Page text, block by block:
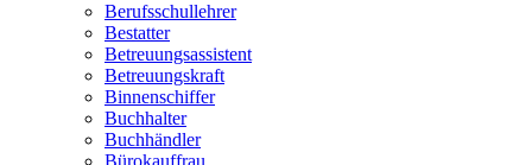
Berufsschullehrer
Bestatter
Betreuungsassistent
Betreuungskraft
Binnenschiffer
Buchhalter
Buchhändler